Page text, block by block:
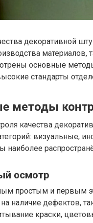
декоративной
материалов,
основные
стандарты
методы
качества
визуальные,
наиболее
осмотр
простым и первым
наличие дефектов,
краски,